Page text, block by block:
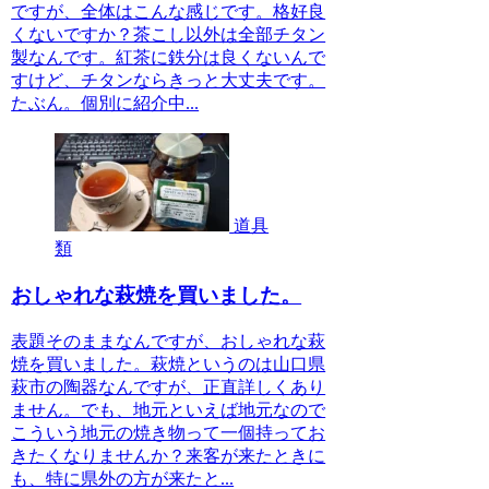
ですが、全体はこんな感じです。格好良
くないですか？茶こし以外は全部チタン
製なんです。紅茶に鉄分は良くないんで
すけど、チタンならきっと大丈夫です。
たぶん。個別に紹介中...
道具
類
おしゃれな萩焼を買いました。
表題そのままなんですが、おしゃれな萩
焼を買いました。萩焼というのは山口県
萩市の陶器なんですが、正直詳しくあり
ません。でも、地元といえば地元なので
こういう地元の焼き物って一個持ってお
きたくなりませんか？来客が来たときに
も、特に県外の方が来たと...